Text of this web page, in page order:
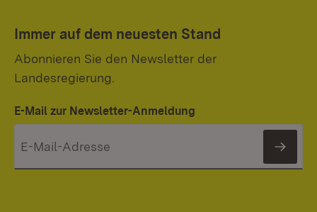
Immer auf dem neuesten Stand
Abonnieren Sie den Newsletter der
Landesregierung.
E-Mail zur Newsletter-Anmeldung